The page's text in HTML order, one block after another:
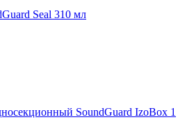
Seal 310 мл
SoundGuard IzoBox 1